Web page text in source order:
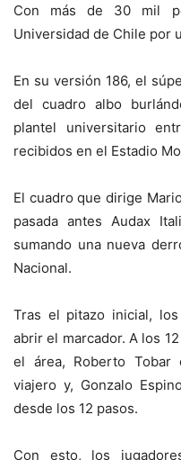
Con más de 30 mil
Universidad de Chile por
En su versión 186, el
del cuadro albo
plantel universitario
recibidos en el Estadio
El cuadro que dirige
pasada antes Audax
sumando una nueva
Nacional.
Tras el pitazo inicial,
abrir el marcador. A los
el área, Roberto Tobar
viajero y, Gonzalo
desde los 12 pasos.
Con esto, los